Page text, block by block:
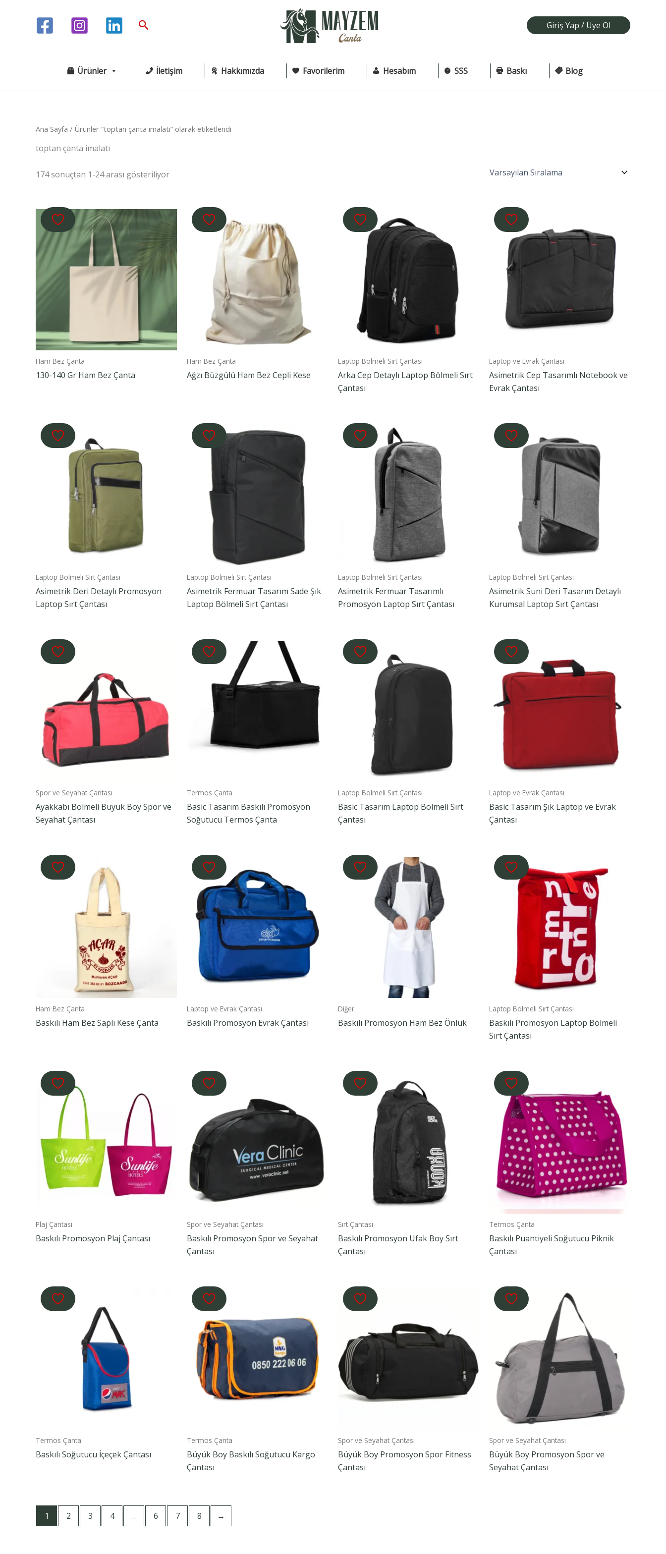
Arama Giriş Yap / Üye Ol
Ürünler İletişim Hakkımızda Favorilerim Hesabım SSS Baskı Blog
Ana Sayfa / Ürünler “toptan çanta imalatı” olarak etiketlendi
toptan çanta imalatı
174 sonuçtan 1-24 arası gösteriliyor
Ham Bez Çanta
130-140 Gr Ham Bez Çanta
Ham Bez Çanta
Ağzı Büzgülü Ham Bez Cepli Kese
Laptop Bölmeli Sırt Çantası
Arka Cep Detaylı Laptop Bölmeli Sırt
Çantası
Laptop ve Evrak Çantası
Asimetrik Cep Tasarımlı Notebook ve
Evrak Çantası
Laptop Bölmeli Sırt Çantası
Asimetrik Deri Detaylı Promosyon
Laptop Sırt Çantası
Laptop Bölmeli Sırt Çantası
Asimetrik Fermuar Tasarım Sade Şık
Laptop Bölmeli Sırt Çantası
Laptop Bölmeli Sırt Çantası
Asimetrik Fermuar Tasarımlı
Promosyon Laptop Sırt Çantası
Laptop Bölmeli Sırt Çantası
Asimetrik Suni Deri Tasarım Detaylı
Kurumsal Laptop Sırt Çantası
Spor ve Seyahat Çantası
Ayakkabı Bölmeli Büyük Boy Spor ve
Seyahat Çantası
Termos Çanta
Basic Tasarım Baskılı Promosyon
Soğutucu Termos Çanta
Laptop Bölmeli Sırt Çantası
Basic Tasarım Laptop Bölmeli Sırt
Çantası
Laptop ve Evrak Çantası
Basic Tasarım Şık Laptop ve Evrak
Çantası
Ham Bez Çanta
Baskılı Ham Bez Saplı Kese Çanta
Laptop ve Evrak Çantası
Baskılı Promosyon Evrak Çantası
Diğer
Baskılı Promosyon Ham Bez Önlük
Laptop Bölmeli Sırt Çantası
Baskılı Promosyon Laptop Bölmeli
Sırt Çantası
Plaj Çantası
Baskılı Promosyon Plaj Çantası
Spor ve Seyahat Çantası
Baskılı Promosyon Spor ve Seyahat
Çantası
Sırt Çantası
Baskılı Promosyon Ufak Boy Sırt
Çantası
Termos Çanta
Baskılı Puantiyeli Soğutucu Piknik
Çantası
Termos Çanta
Baskılı Soğutucu İçeçek Çantası
Termos Çanta
Büyük Boy Baskılı Soğutucu Kargo
Çantası
Spor ve Seyahat Çantası
Büyük Boy Promosyon Spor Fitness
Çantası
Spor ve Seyahat Çantası
Büyük Boy Promosyon Spor ve
Seyahat Çantası
1 2 3 4 … 6 7 8 →